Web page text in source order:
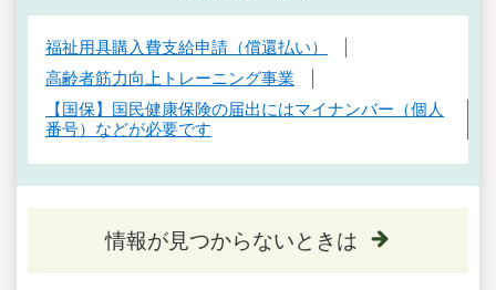
福祉用具購入費支給申請（償還払い）
高齢者筋力向上トレーニング事業
【国保】国民健康保険の届出にはマイナンバー（個人
番号）などが必要です
情報が見つからないときは